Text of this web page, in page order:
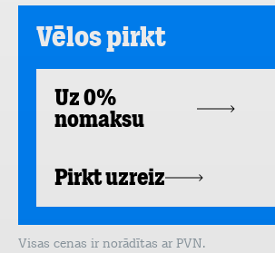
Vēlos pirkt
Uz 0%
nomaksu
Pirkt uzreiz
Visas cenas ir norādītas ar PVN.